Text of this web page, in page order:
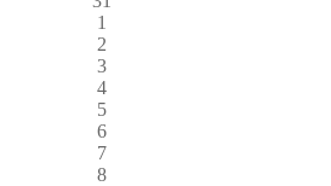
1
2
3
4
5
6
7
8